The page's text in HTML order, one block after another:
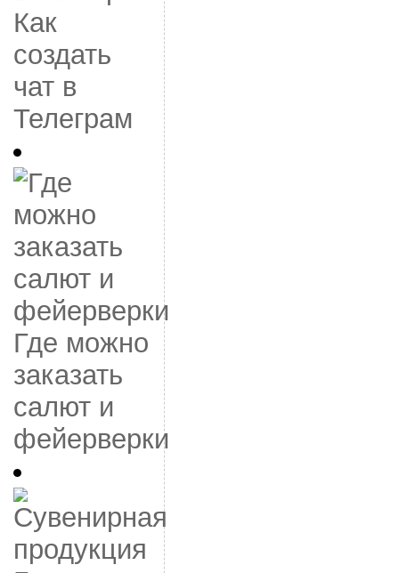
Как
создать
чат в
Телеграм
Где можно
заказать
салют и
фейерверки